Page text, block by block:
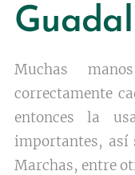
Muchas
correctamente
entonces la
importantes, así
Marchas, entre